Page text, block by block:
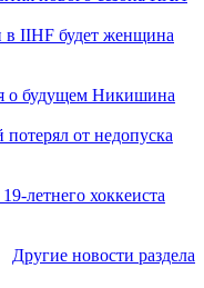
IIHF будет женщина
о будущем Никишина
от недопуска
летнего хоккеиста
Другие новости раздела